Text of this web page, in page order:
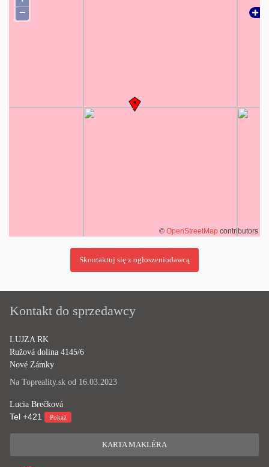
−
© OpenStreetMap contributors
Kontakt do sprzedawcy
LUJZA RK
Ružová dolina 4145/6
Nové Zámky
Na Topreality.sk od 16.03.2023
Lucia Brečková
Tel +421 Pokaż
KARTA MAKLÉRA